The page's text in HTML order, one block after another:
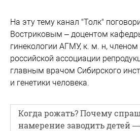
На эту тему канал "Толк"
Востриковым – доцентом
гинекологии АГМУ, к. м. н,
российской ассоциации
главным врачом Сибирского
и генетики человека.
Когда рожать? Почему
намерение заводить детей